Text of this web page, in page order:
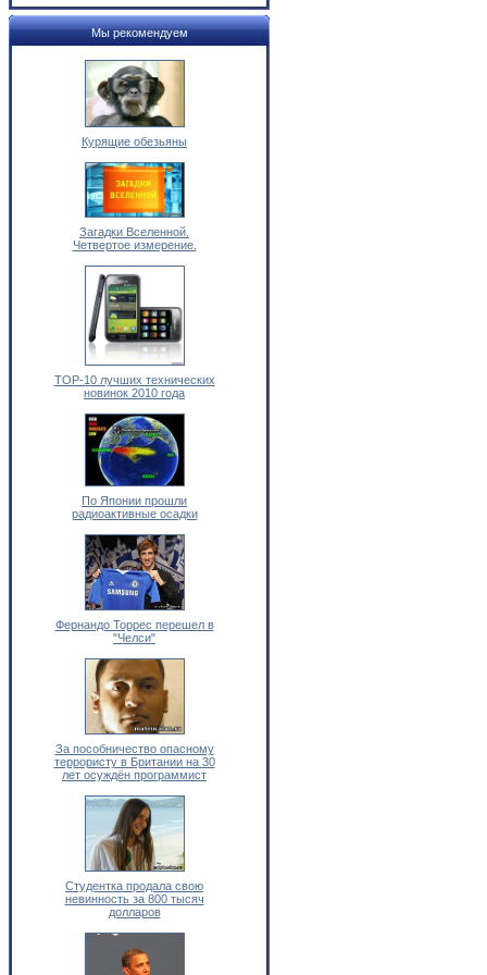
Мы рекомендуем
Курящие обезьяны
Загадки Вселенной.
Четвертое измерение.
TOP-10 лучших технических
новинок 2010 года
По Японии прошли
радиоактивные осадки
Фернандо Торрес перешел в
"Челси"
За пособничество опасному
террористу в Британии на 30
лет осуждён программист
Cтудентка продала свою
невинность за 800 тысяч
долларов